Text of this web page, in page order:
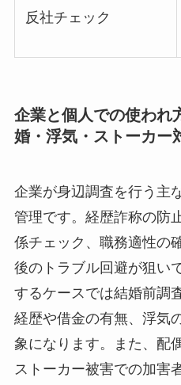
反社チェック
企業と個人での使われ
婚・浮気・ストーカー
企業が身辺調査を行う主
管理です。経歴詐称の防
係チェック、職務適性の
後のトラブル回避が狙い
するケースでは結婚前調
経歴や借金の有無、浮気
象になります。また、配
ストーカー被害での加害